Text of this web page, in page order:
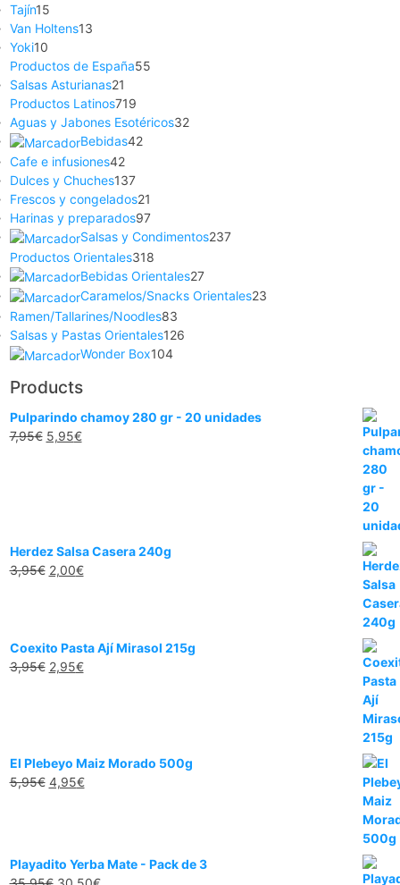
Tajín15
Van Holtens13
Yoki10
Productos de España55
Salsas Asturianas21
Productos Latinos719
Aguas y Jabones Esotéricos32
Bebidas42
Cafe e infusiones42
Dulces y Chuches137
Frescos y congelados21
Harinas y preparados97
Salsas y Condimentos237
Productos Orientales318
Bebidas Orientales27
Caramelos/Snacks Orientales23
Ramen/Tallarines/Noodles83
Salsas y Pastas Orientales126
Wonder Box104
Products
Pulparindo chamoy 280 gr - 20 unidades
7,95€ 5,95€
Herdez Salsa Casera 240g
3,95€ 2,00€
Coexito Pasta Ají Mirasol 215g
3,95€ 2,95€
El Plebeyo Maiz Morado 500g
5,95€ 4,95€
Playadito Yerba Mate - Pack de 3